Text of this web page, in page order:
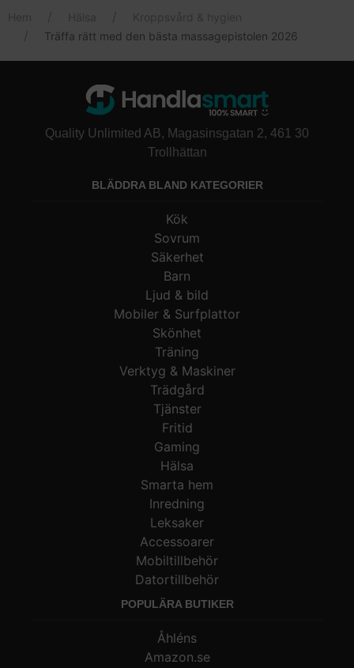
Träffa rätt med den bästa massagepistolen 2026
Quality Unlimited AB, Magasinsgatan 2, 461 30
Trollhättan
BLÄDDRA BLAND KATEGORIER
Kök
Sovrum
Säkerhet
Barn
Ljud & bild
Mobiler & Surfplattor
Skönhet
Träning
Verktyg & Maskiner
Trädgård
Tjänster
Fritid
Gaming
Hälsa
Smarta hem
Inredning
Leksaker
Accessoarer
Mobiltillbehör
Datortillbehör
POPULÄRA BUTIKER
Åhléns
Amazon.se